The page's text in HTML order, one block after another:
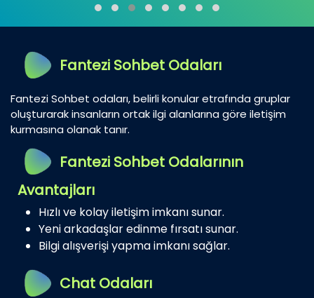
Fantezi Sohbet Odaları
Fantezi Sohbet odaları, belirli konular etrafında gruplar
oluşturarak insanların ortak ilgi alanlarına göre iletişim
kurmasına olanak tanır.
Fantezi Sohbet Odalarının
Avantajları
Hızlı ve kolay iletişim imkanı sunar.
Yeni arkadaşlar edinme fırsatı sunar.
Bilgi alışverişi yapma imkanı sağlar.
Chat Odaları